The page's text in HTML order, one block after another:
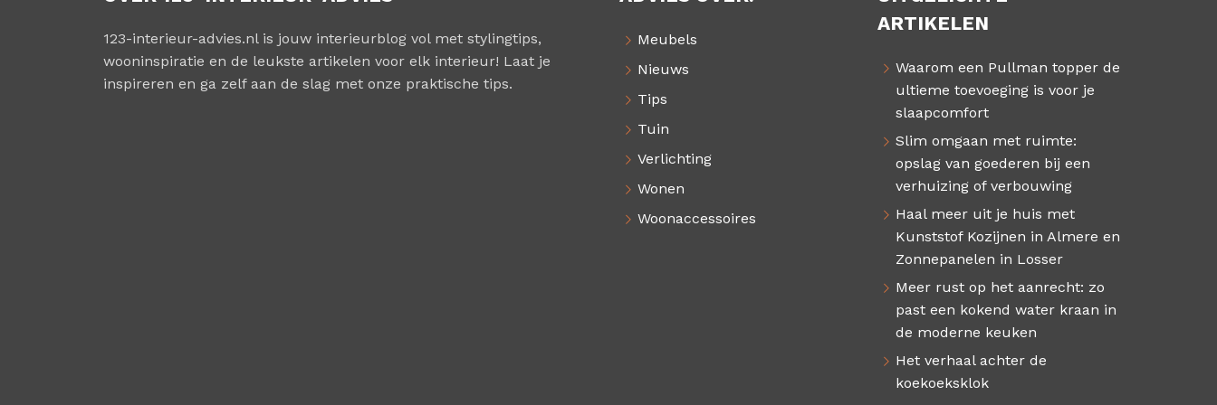
123-interieur-advies.nl is jouw interieurblog vol met stylingtips,
wooninspiratie en de leukste artikelen voor elk interieur! Laat je
inspireren en ga zelf aan de slag met onze praktische tips.
Meubels
Nieuws
Tips
Tuin
Verlichting
Wonen
Woonaccessoires
ARTIKELEN
Waarom een Pullman topper de
ultieme toevoeging is voor je
slaapcomfort
Slim omgaan met ruimte:
opslag van goederen bij een
verhuizing of verbouwing
Haal meer uit je huis met
Kunststof Kozijnen in Almere en
Zonnepanelen in Losser
Meer rust op het aanrecht: zo
past een kokend water kraan in
de moderne keuken
Het verhaal achter de
koekoeksklok